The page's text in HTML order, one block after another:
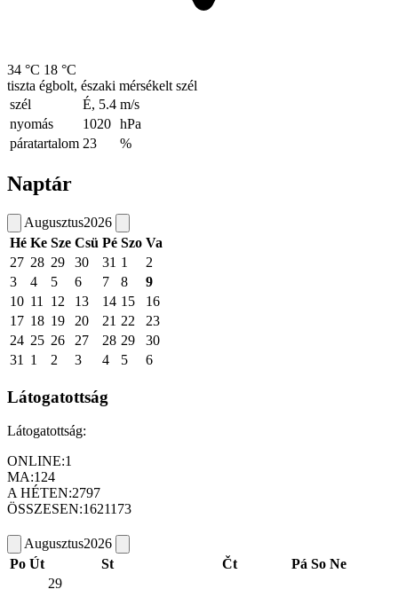
34 °C 18 °C
tiszta égbolt, északi mérsékelt szél
szél
É, 5.4 m/s
nyomás
1020 hPa
páratartalom 23 %
Naptár
Augusztus2026
Hé Ke Sze Csü Pé Szo Va
27 28 29 30 31 1
2
3
4 5 6 7 8
9
10 11 12 13 14 15
16
17 18 19 20 21 22
23
24 25 26 27 28 29
30
31
1 2 3 4 5 6
Látogatottság
Látogatottság:
ONLINE:1
MA:124
A HÉTEN:2797
ÖSSZESEN:1621173
Augusztus2026
Po Út St Čt Pá So Ne
29